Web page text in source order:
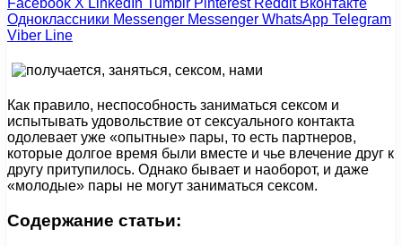
Одноклассники Messenger Messenger WhatsApp Telegram
Viber Line
Как правило, неспособность заниматься сексом и
испытывать удовольствие от сексуального контакта
одолевает уже «опытные» пары, то есть партнеров,
которые долгое время были вместе и чье влечение друг к
другу притупилось. Однако бывает и наоборот, и даже
«молодые» пары не могут заниматься сексом.
Содержание статьи: